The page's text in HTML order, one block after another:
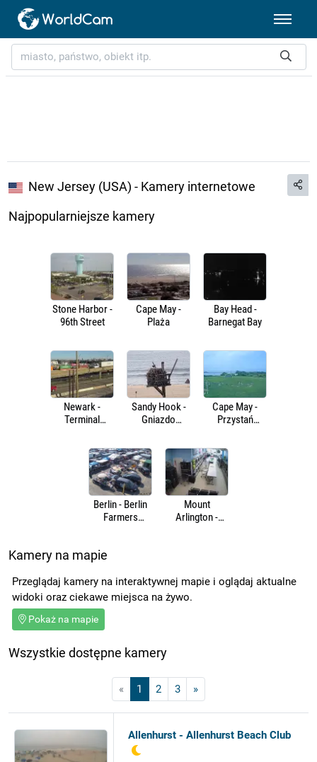
New Jersey (USA) - Kamery internetowe
Najpopularniejsze kamery
Stone Harbor -
96th Street
Cape May -
Plaża
Bay Head -
Barnegat Bay
Newark -
Terminal
Sandy Hook -
Gniazdo
Cape May -
Przystań
Berlin - Berlin
Farmers
Mount
Arlington -
Kamery na mapie
Przeglądaj kamery na interaktywnej mapie i oglądaj aktualne
widoki oraz ciekawe miejsca na żywo.
Pokaż na mapie
Wszystkie dostępne kamery
« 1 2 3 »
Allenhurst - Allenhurst Beach Club